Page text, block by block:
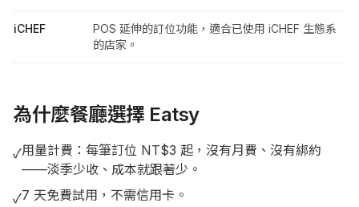
iCHEF
POS 延伸的訂位功能，適合已使用 iCHEF 生態系
的店家。
為什麼餐廳選擇 Eatsy
✓用量計費：每筆訂位 NT$3 起，沒有月費、沒有綁約
——淡季少收、成本就跟著少。
✓7 天免費試用，不需信用卡。